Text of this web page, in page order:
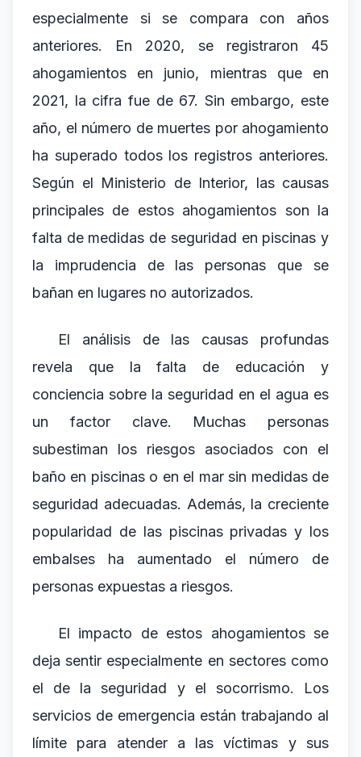
especialmente si se compara con años
anteriores. En 2020, se registraron 45
ahogamientos en junio, mientras que en
2021, la cifra fue de 67. Sin embargo, este
año, el número de muertes por ahogamiento
ha superado todos los registros anteriores.
Según el Ministerio de Interior, las causas
principales de estos ahogamientos son la
falta de medidas de seguridad en piscinas y
la imprudencia de las personas que se
bañan en lugares no autorizados.
El análisis de las causas profundas
revela que la falta de educación y
conciencia sobre la seguridad en el agua es
un factor clave. Muchas personas
subestiman los riesgos asociados con el
baño en piscinas o en el mar sin medidas de
seguridad adecuadas. Además, la creciente
popularidad de las piscinas privadas y los
embalses ha aumentado el número de
personas expuestas a riesgos.
El impacto de estos ahogamientos se
deja sentir especialmente en sectores como
el de la seguridad y el socorrismo. Los
servicios de emergencia están trabajando al
límite para atender a las víctimas y sus